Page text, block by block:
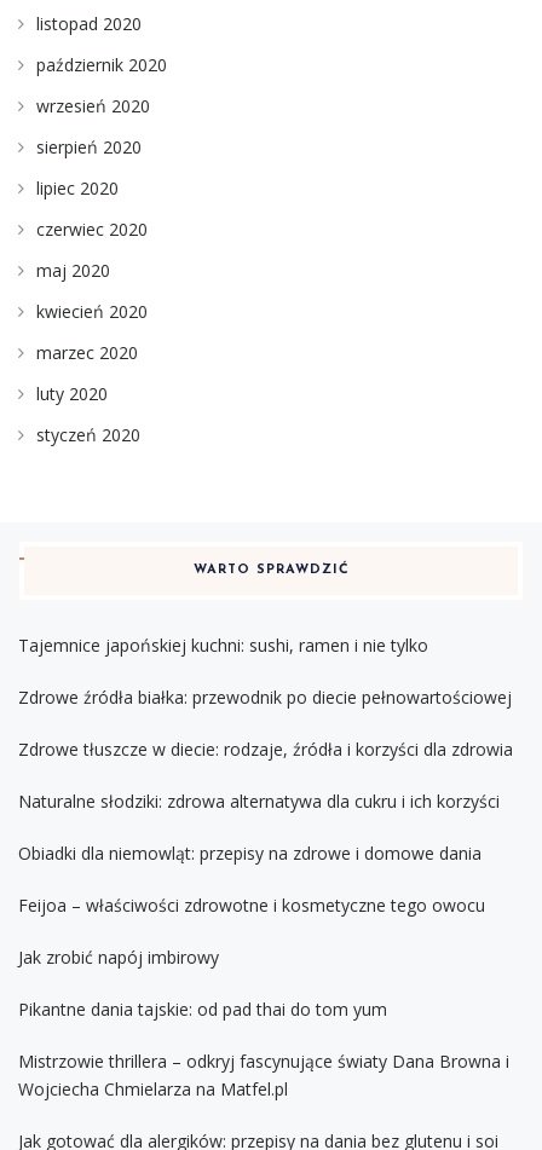
listopad 2020
październik 2020
wrzesień 2020
sierpień 2020
lipiec 2020
czerwiec 2020
maj 2020
kwiecień 2020
marzec 2020
luty 2020
styczeń 2020
WARTO SPRAWDZIĆ
Tajemnice japońskiej kuchni: sushi, ramen i nie tylko
Zdrowe źródła białka: przewodnik po diecie pełnowartościowej
Zdrowe tłuszcze w diecie: rodzaje, źródła i korzyści dla zdrowia
Naturalne słodziki: zdrowa alternatywa dla cukru i ich korzyści
Obiadki dla niemowląt: przepisy na zdrowe i domowe dania
Feijoa – właściwości zdrowotne i kosmetyczne tego owocu
Jak zrobić napój imbirowy
Pikantne dania tajskie: od pad thai do tom yum
Mistrzowie thrillera – odkryj fascynujące światy Dana Browna i
Wojciecha Chmielarza na Matfel.pl
Jak gotować dla alergików: przepisy na dania bez glutenu i soi